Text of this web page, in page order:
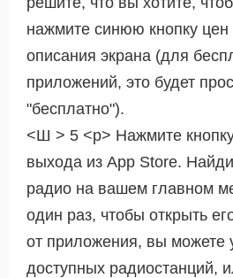
нажмите синюю кнопку цен
описания экрана (для
приложений, это будет
"бесплатно").
<Ш > 5 <р> Нажмите
выхода из App Store.
радио на вашем главном
один раз, чтобы открыть
от приложения, вы можете
доступных радиостанций,